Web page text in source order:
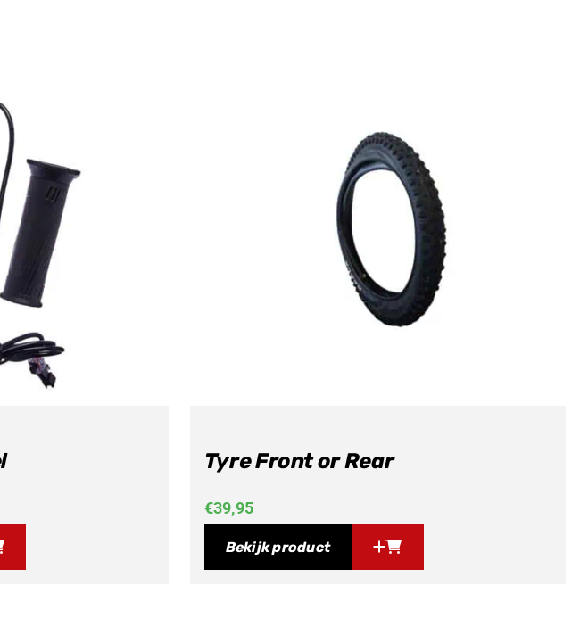
Tyre Front or Rear
€39,95
Bekijk product